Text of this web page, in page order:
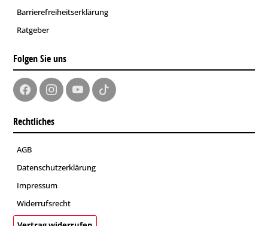
Barrierefreiheitserklärung
Ratgeber
Folgen Sie uns
Rechtliches
AGB
Datenschutzerklärung
Impressum
Widerrufsrecht